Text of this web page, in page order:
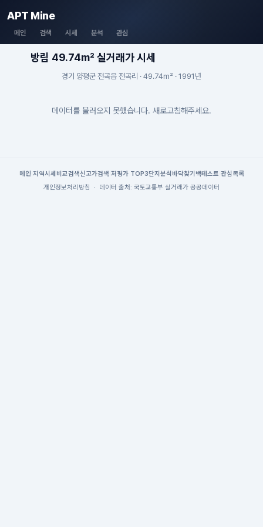
APT Mine
메인 검색 시세 분석 관심
방림 49.74m² 실거래가 시세
경기 양평군 전곡읍 전곡리 · 49.74m² · 1991년
데이터를 불러오지 못했습니다. 새로고침해주세요.
메인| 지역시세 비교검색신고가검색 저평가 TOP3단지분석 바닥찾기 백테스트 관심목록
개인정보처리방침
· 데이터 출처: 국토교통부 실거래가 공공데이터